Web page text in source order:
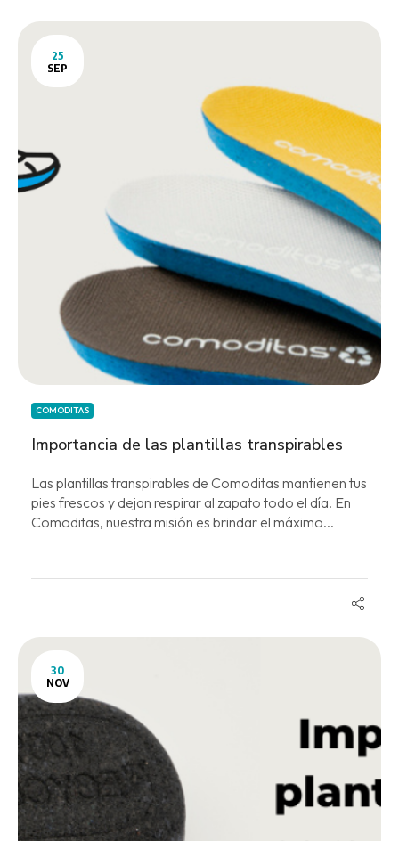
25
SEP
COMODITAS
Importancia de las plantillas transpirables
Las plantillas transpirables de Comoditas mantienen tus
pies frescos y dejan respirar al zapato todo el día. En
Comoditas, nuestra misión es brindar el máximo...
30
NOV